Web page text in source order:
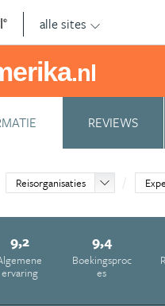
© alle sites
.nl
REVIEWS
Reisorganisaties
9,2
ervaring
9,4
Boekingsproc
es